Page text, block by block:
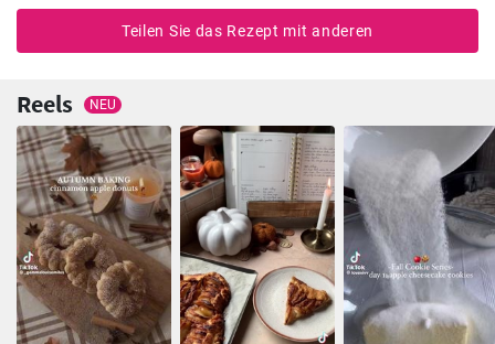
Teilen Sie das Rezept mit anderen
Reels NEU